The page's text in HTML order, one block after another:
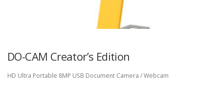
DO-CAM Creator’s Edition
HD Ultra Portable 8MP USB Document Camera / Webcam